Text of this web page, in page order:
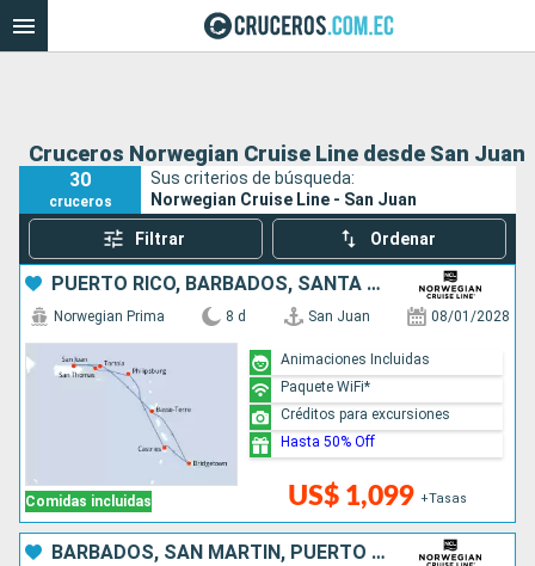
Cruceros Norwegian Cruise Line desde San Juan
30
cruceros
Sus criterios de búsqueda:
Norwegian Cruise Line - San Juan
Filtrar Ordenar
PUERTO RICO, BARBADOS, SANTA LUCIA, SAN MARTÍN
Comidas incluidas
Norwegian Prima 8 d San Juan 08/01/2028
US$ 1,099 +Tasas
Animaciones Incluidas
Paquete WiFi*
Créditos para excursiones
Hasta 50% Off
BARBADOS, SAN MARTÍN, PUERTO RICO